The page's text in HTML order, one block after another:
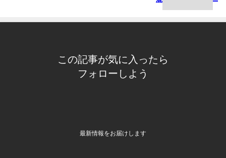
この記事が気に入ったら
フォローしよう
最新情報をお届けします